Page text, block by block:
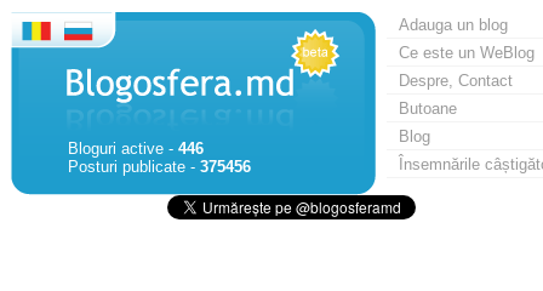
Bloguri active - 446
Posturi publicate - 375456
Adauga un blog
Ce este un WeBlog
Despre, Contact
Butoane
Blog
Însemnările